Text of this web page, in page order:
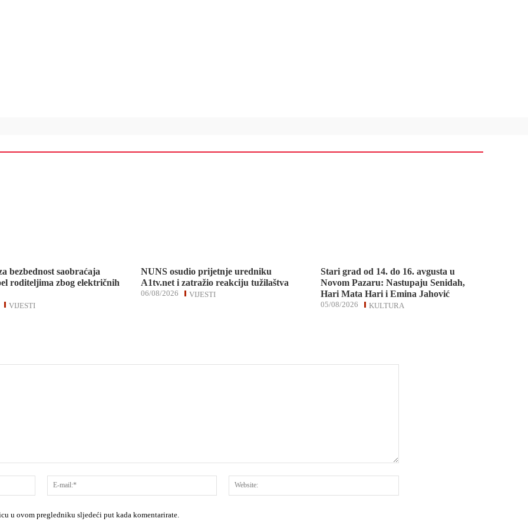
bezbednost saobraćaja
roditeljima zbog električnih
VIJESTI
NUNS osudio prijetnje uredniku
A1tv.net i zatražio reakciju tužilaštva
VIJESTI
06/08/2026
Stari grad od 14. do 16. avgusta u
Novom Pazaru: Nastupaju Senidah,
Hari Mata Hari i Emina Jahović
KULTURA
05/08/2026
Ime:*
mail:*
u ovom pregledniku sljedeći put kada komentarirate.